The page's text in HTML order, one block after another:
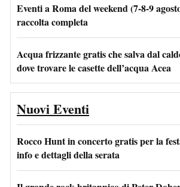
Eventi a Roma del weekend (7-8-9
raccolta completa
Acqua frizzante gratis che salva dal
dove trovare le casette dell’acqua Acea
Nuovi Eventi
Rocco Hunt in concerto gratis per la
info e dettagli della serata